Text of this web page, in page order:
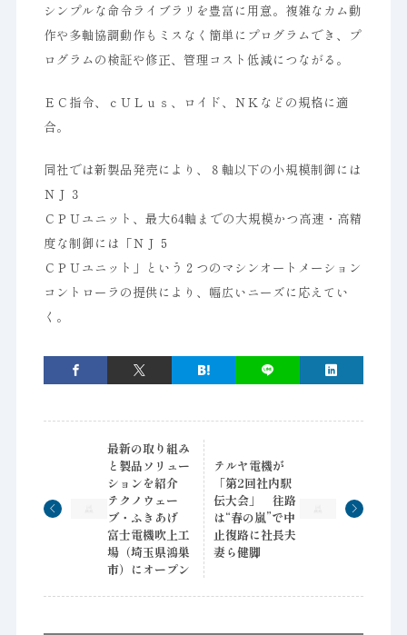
シンプルな命令ライブラリを豊富に用意。複雑なカム動
作や多軸協調動作もミスなく簡単にプログラムでき、プ
ログラムの検証や修正、管理コスト低減につながる。
ＥＣ指令、ｃＵＬｕｓ、ロイド、ＮＫなどの規格に適
合。
同社では新製品発売により、８軸以下の小規模制御には
ＮＪ３
ＣＰＵユニット、最大64軸までの大規模かつ高速・高精
度な制御には「ＮＪ５
ＣＰＵユニット」という２つのマシンオートメーション
コントローラの提供により、幅広いニーズに応えてい
く。
最新の取り組み
と製品ソリュー
ションを紹介
テクノウェー
ブ・ふきあげ
富士電機吹上工
場（埼玉県鴻巣
市）にオープン
テルヤ電機が
「第2回社内駅
伝大会」 往路
は“春の嵐”で中
止復路に社長夫
妻ら健脚